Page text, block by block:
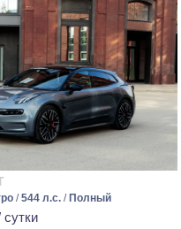
/544 л.с. / Полный
сутки